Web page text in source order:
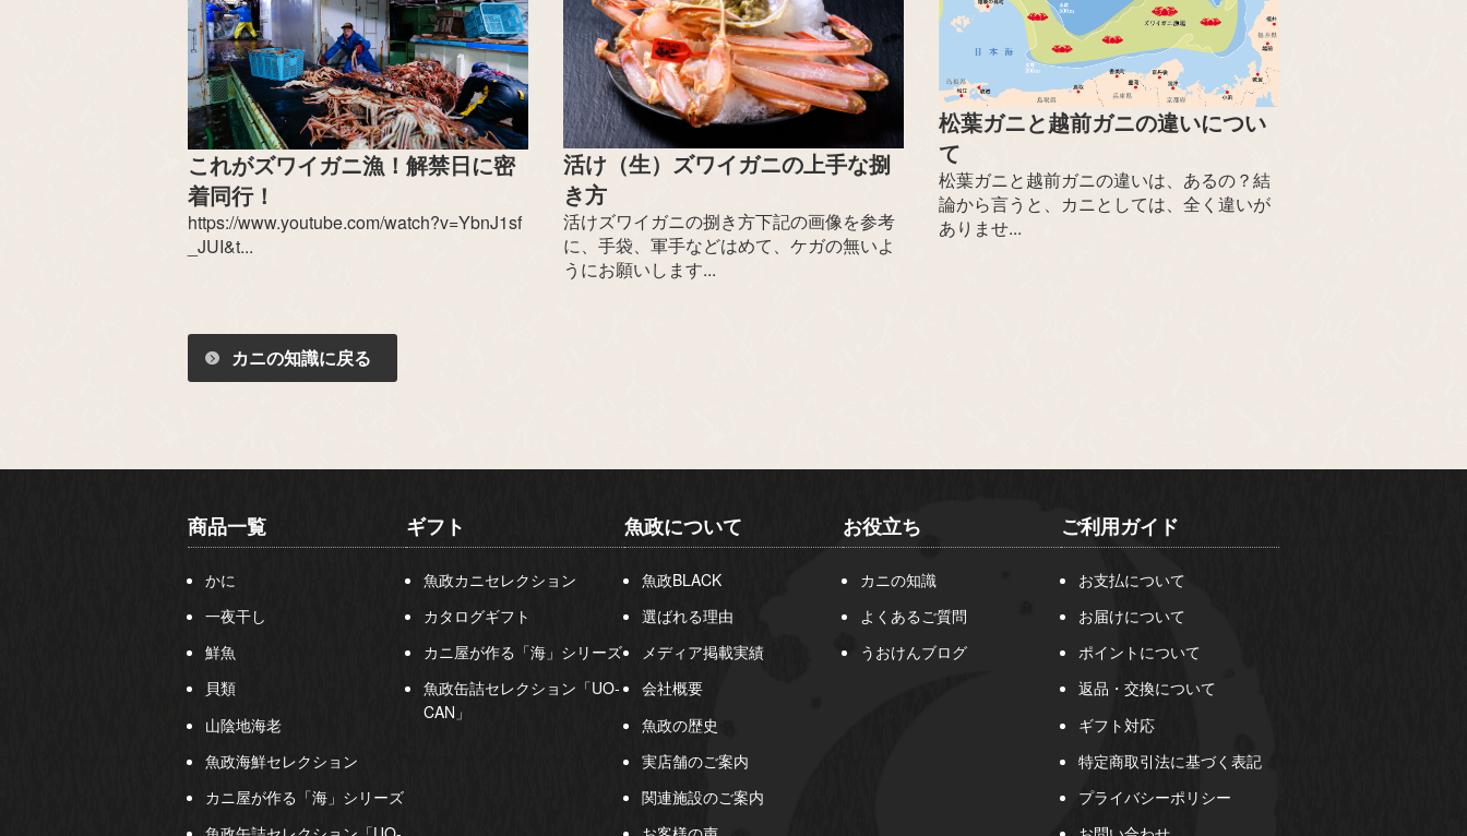
これがズワイガニ漁！解禁日に密
着同行！
https://www.youtube.com/watch?v=YbnJ1sf
_JUI&t...
活け（生）ズワイガニの上手な捌
き方
活けズワイガニの捌き方下記の画像を参考
に、手袋、軍手などはめて、ケガの無いよ
うにお願いします...
松葉ガニと越前ガニの違いについ
て
松葉ガニと越前ガニの違いは、あるの？結
論から言うと、カニとしては、全く違いが
ありませ...
カニの知識に戻る
商品一覧
かに
一夜干し
鮮魚
貝類
山陰地海老
魚政海鮮セレクション
カニ屋が作る「海」シリーズ
ギフト
魚政カニセレクション
カタログギフト
カニ屋が作る「海」シリーズ
魚政缶詰セレクション「UO-
CAN」
魚政について
魚政BLACK
選ばれる理由
メディア掲載実績
会社概要
魚政の歴史
実店舗のご案内
関連施設のご案内
お役立ち
カニの知識
よくあるご質問
うおけんブログ
ご利用ガイド
お支払について
お届けについて
ポイントについて
返品・交換について
ギフト対応
特定商取引法に基づく表記
プライバシーポリシー